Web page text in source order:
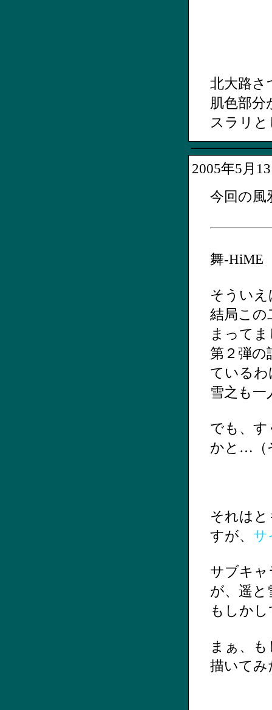
北大路さ
肌色部
スラリ
2005年5月
今回の
舞-HiME
そうい
結局この
まって
第２弾の
ている
雪之も
でも、
かと…（
それは
すが、 サ
サブキ
が、遥と
もしか
まぁ、
描いてみ